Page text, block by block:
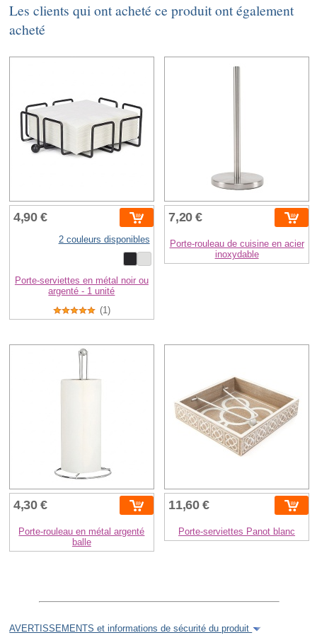
Les clients qui ont acheté ce produit ont également
acheté
4,90 €
2 couleurs disponibles
Porte-serviettes en métal noir ou
argenté - 1 unité
(1)
7,20 €
Porte-rouleau de cuisine en acier
inoxydable
4,30 €
Porte-rouleau en métal argenté
balle
11,60 €
Porte-serviettes Panot blanc
AVERTISSEMENTS et informations de sécurité du produit